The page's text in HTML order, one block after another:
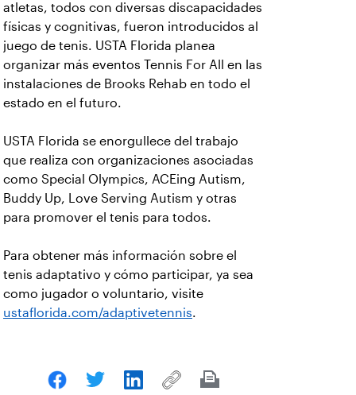
atletas, todos con diversas discapacidades
físicas y cognitivas, fueron introducidos al
juego de tenis. USTA Florida planea
organizar más eventos Tennis For All en las
instalaciones de Brooks Rehab en todo el
estado en el futuro.
USTA Florida se enorgullece del trabajo
que realiza con organizaciones asociadas
como Special Olympics, ACEing Autism,
Buddy Up, Love Serving Autism y otras
para promover el tenis para todos.
Para obtener más información sobre el
tenis adaptativo y cómo participar, ya sea
como jugador o voluntario, visite
ustaflorida.com/adaptivetennis.